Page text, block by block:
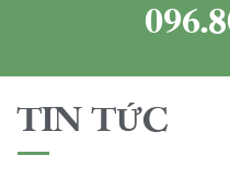
TIN TỨC